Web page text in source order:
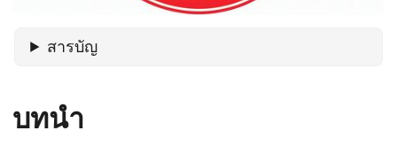
สารบัญ
บทนำ